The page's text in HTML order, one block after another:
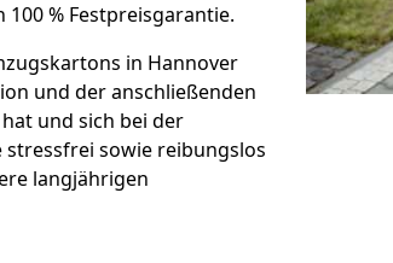
% Festpreisgarantie.
in Hannover
und der anschließenden
und sich bei der
sowie reibungslos
langjährigen